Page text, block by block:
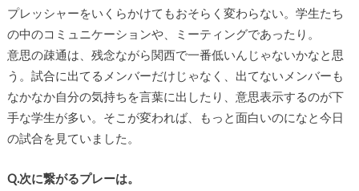
プレッシャーをいくらかけてもおそらく変わらない。学生たち
の中のコミュニケーションや、ミーティングであったり。
意思の疎通は、残念ながら関西で一番低いんじゃないかなと思
う。試合に出てるメンバーだけじゃなく、出てないメンバーも
なかなか自分の気持ちを言葉に出したり、意思表示するのが下
手な学生が多い。そこが変われば、もっと面白いのになと今日
の試合を見ていました。
Q.次に繋がるプレーは。